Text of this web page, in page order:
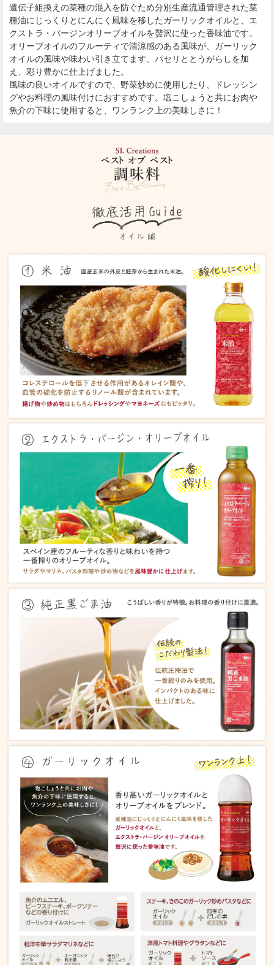
遺伝子組換えの菜種の混入を防ぐため分別生産流通管理された菜
種油にじっくりとにんにく風味を移したガーリックオイルと、エ
クストラ・バージンオリーブオイルを贅沢に使った香味油です。
オリーブオイルのフルーティで清涼感のある風味が、ガーリック
オイルの風味や味わい引き立てます。パセリととうがらしを加
え、彩り豊かに仕上げました。
風味の良いオイルですので、野菜炒めに使用したり、ドレッシン
グやお料理の風味付けにおすすめです。塩こしょうと共にお肉や
魚介の下味に使用すると、ワンランク上の美味しさに！